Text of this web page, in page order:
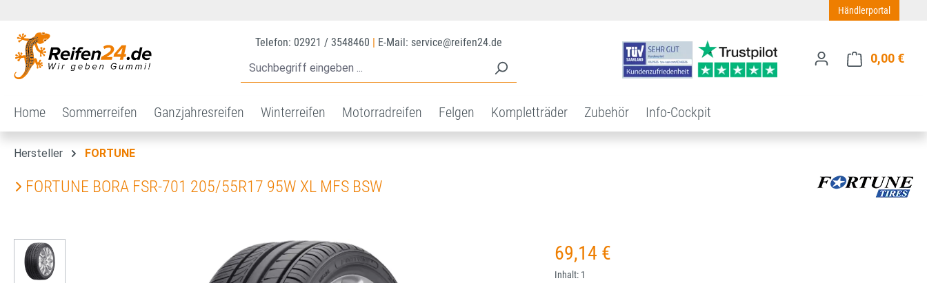
Händlerportal
Telefon: 02921 / 3548460 E-Mail: service@reifen24.de
0,00 €
Home Sommerreifen Ganzjahresreifen Winterreifen Motorradreifen Felgen Kompletträder Zubehör Info-Cockpit
Hersteller FORTUNE
FORTUNE BORA FSR-701 205/55R17 95W XL MFS BSW
Bildergalerie überspringen Regulärer Preis:
69,14 €
Inhalt: 1